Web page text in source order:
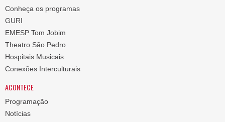
Conheça os programas
GURI
EMESP Tom Jobim
Theatro São Pedro
Hospitais Musicais
Conexões Interculturais
ACONTECE
Programação
Notícias